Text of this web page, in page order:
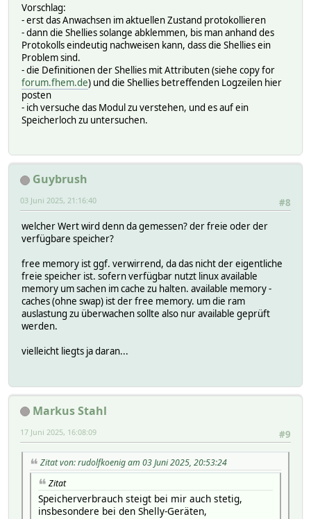
Vorschlag:
- erst das Anwachsen im aktuellen Zustand protokollieren
- dann die Shellies solange abklemmen, bis man anhand des
Protokolls eindeutig nachweisen kann, dass die Shellies ein
Problem sind.
- die Definitionen der Shellies mit Attributen (siehe copy for
forum.fhem.de) und die Shellies betreffenden Logzeilen hier
posten
- ich versuche das Modul zu verstehen, und es auf ein
Speicherloch zu untersuchen.
Guybrush
#8
03 Juni 2025, 21:16:40
welcher Wert wird denn da gemessen? der freie oder der
verfügbare speicher?
free memory ist ggf. verwirrend, da das nicht der eigentliche
freie speicher ist. sofern verfügbar nutzt linux available
memory um sachen im cache zu halten. available memory -
caches (ohne swap) ist der free memory. um die ram
auslastung zu überwachen sollte also nur available geprüft
werden.
vielleicht liegts ja daran...
Markus Stahl
#9
17 Juni 2025, 16:08:09
Zitat von: rudolfkoenig am 03 Juni 2025, 20:53:24
Zitat
Speicherverbrauch steigt bei mir auch stetig,
insbesondere bei den Shelly-Geräten,